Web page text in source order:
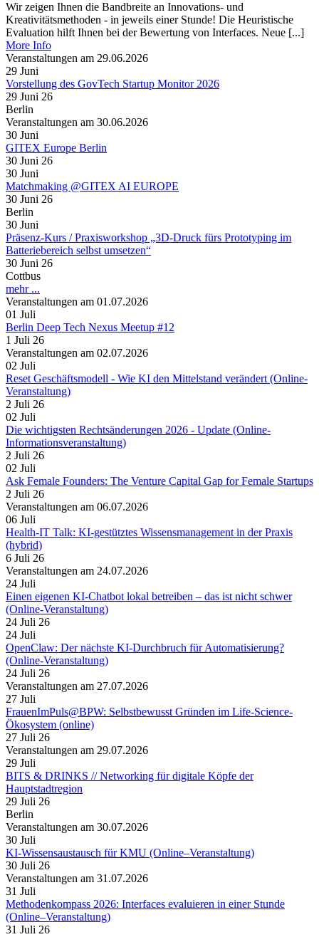
Wir zeigen Ihnen die Bandbreite an Innovations- und
Kreativitätsmethoden - in jeweils einer Stunde! Die Heuristische
Evaluation hilft Ihnen bei der Bewertung von Interfaces. Neue [...]
More Info
Veranstaltungen am 29.06.2026
29 Juni
Vorstellung des GovTech Startup Monitor 2026
29 Juni 26
Berlin
Veranstaltungen am 30.06.2026
30 Juni
GITEX Europe Berlin
30 Juni 26
30 Juni
Matchmaking @GITEX AI EUROPE
30 Juni 26
Berlin
30 Juni
Präsenz-Kurs / Praxisworkshop „3D-Druck fürs Prototyping im
Batteriebereich selbst umsetzen“
30 Juni 26
Cottbus
mehr ...
Veranstaltungen am 01.07.2026
01 Juli
Berlin Deep Tech Nexus Meetup #12
1 Juli 26
Veranstaltungen am 02.07.2026
02 Juli
Reset Geschäftsmodell - Wie KI den Mittelstand verändert (Online-
Veranstaltung)
2 Juli 26
02 Juli
Die wichtigsten Rechtsänderungen 2026 - Update (Online-
Informationsveranstaltung)
2 Juli 26
02 Juli
Ask Female Founders: The Venture Capital Gap for Female Startups
2 Juli 26
Veranstaltungen am 06.07.2026
06 Juli
Health-IT Talk: KI-gestütztes Wissensmanagement in der Praxis
(hybrid)
6 Juli 26
Veranstaltungen am 24.07.2026
24 Juli
Einen eigenen KI-Chatbot lokal betreiben – das ist nicht schwer
(Online-Veranstaltung)
24 Juli 26
24 Juli
OpenClaw: Der nächste KI-Durchbruch für Automatisierung?
(Online-Veranstaltung)
24 Juli 26
Veranstaltungen am 27.07.2026
27 Juli
FrauenImPuls@BPW: Selbstbewusst Gründen im Life-Science-
Ökosystem (online)
27 Juli 26
Veranstaltungen am 29.07.2026
29 Juli
BITS & DRINKS // Networking für digitale Köpfe der
Hauptstadtregion
29 Juli 26
Berlin
Veranstaltungen am 30.07.2026
30 Juli
KI-Wissensaustausch für KMU (Online–Veranstaltung)
30 Juli 26
Veranstaltungen am 31.07.2026
31 Juli
Methodenkompass 2026: Interfaces evaluieren in einer Stunde
(Online–Veranstaltung)
31 Juli 26